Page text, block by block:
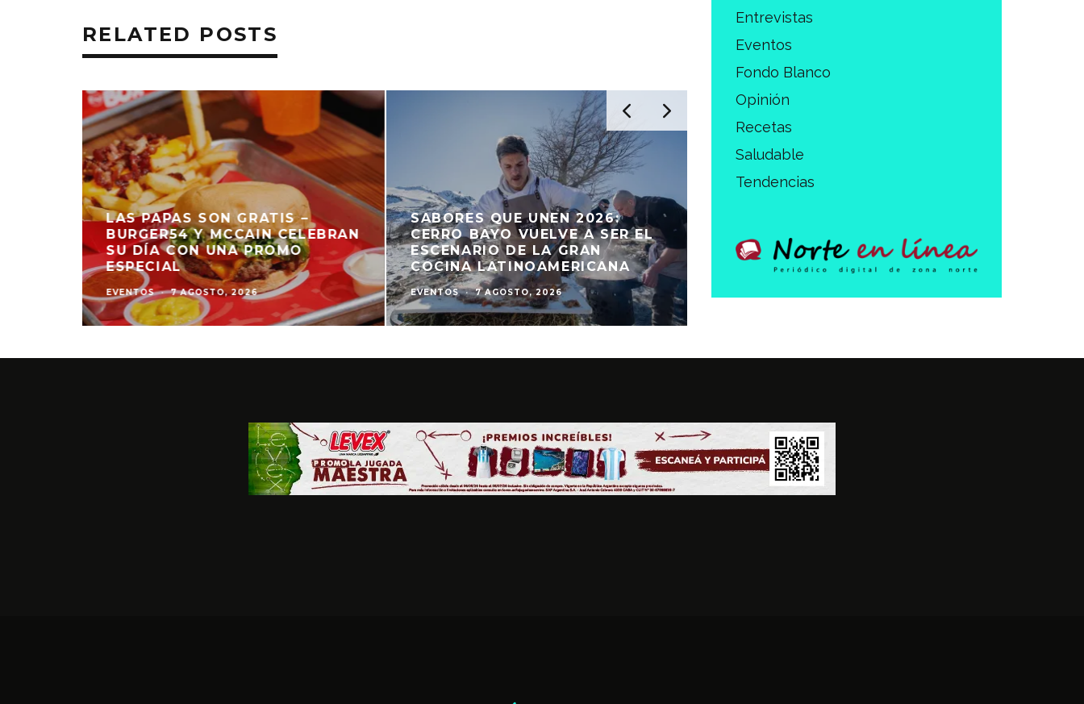
RELATED POSTS
LAS PAPAS SON GRATIS –
BURGER54 Y MCCAIN CELEBRAN
SU DÍA CON UNA PROMO
ESPECIAL
EVENTOS · 7 AGOSTO, 2026
SABORES QUE UNEN 2026:
CERRO BAYO VUELVE A SER EL
ESCENARIO DE LA GRAN
COCINA LATINOAMERICANA
EVENTOS · 7 AGOSTO, 2026
Entrevistas
Eventos
Fondo Blanco
Opinión
Recetas
Saludable
Tendencias